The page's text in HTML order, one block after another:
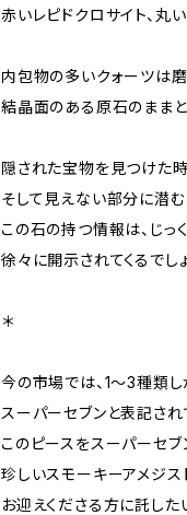
赤いレピドクロサイト、丸
内包物の多いクォーツは
結晶面のある原石のままと
隠された宝物を見つけた時
そして見えない部分に潜
この石の持つ情報は、じっ
徐々に開示されてくるでしょ
＊
今の市場では、1〜3種類
スーパーセブンと表記さ
このピースをスーパーセブ
珍しいスモーキーアメジス
お迎えくださる方に託した